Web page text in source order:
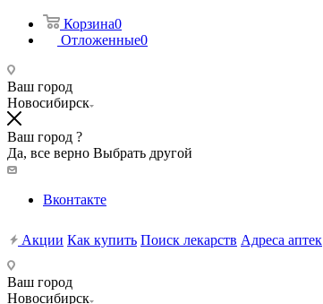
Корзина0
Отложенные0
Ваш город
Новосибирск
Ваш город ?
Да, все верно Выбрать другой
Вконтакте
Акции Как купить Поиск лекарств Адреса аптек
Ваш город
Новосибирск